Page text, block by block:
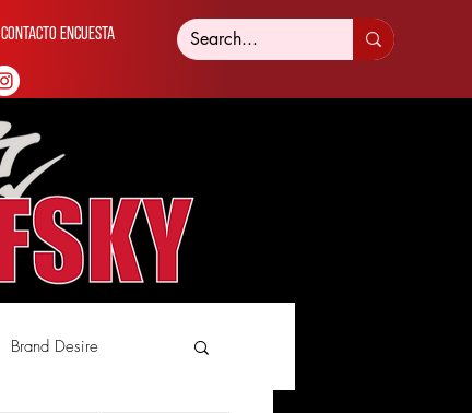
Contacto Encuesta
Brand Desire